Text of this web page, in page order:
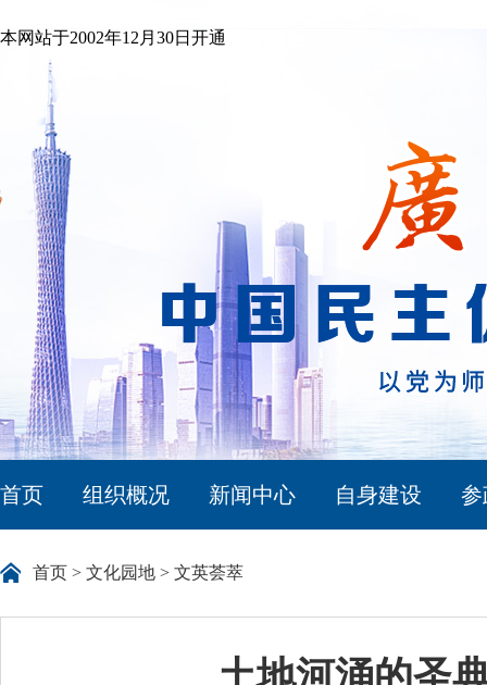
本网站于2002年12月30日开通
首页 组织概况 新闻中心 自身建设 参
首页 > 文化园地 > 文英荟萃
土地河涌的圣